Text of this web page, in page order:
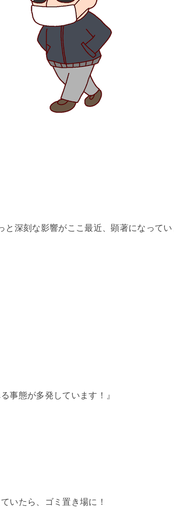
深刻な影響がここ最近、顕著になってい
事態が多発しています！』
いたら、ゴミ置き場に！